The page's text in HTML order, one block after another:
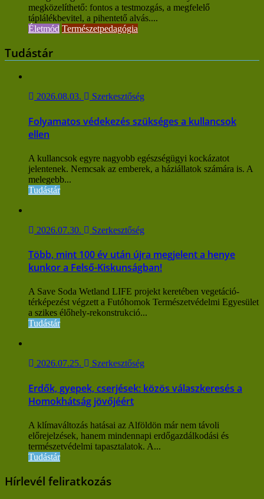
megközelíthető: fontos a testmozgás, a megfelelő
táplálékbevitel, a pihentető alvás....
Életmód Természetpedagógia
Tudástár
2026.08.03. Szerkesztőség
Folyamatos védekezés szükséges a kullancsok
ellen
A kullancsok egyre nagyobb egészségügyi kockázatot
jelentenek. Nemcsak az emberek, a háziállatok számára is. A
melegebb...
Tudástár
2026.07.30. Szerkesztőség
Több, mint 100 év után újra megjelent a henye
kunkor a Felső-Kiskunságban!
A Save Soda Wetland LIFE projekt keretében vegetáció-
térképezést végzett a Futóhomok Természetvédelmi Egyesület
a szikes élőhely-rekonstrukció...
Tudástár
2026.07.25. Szerkesztőség
Erdők, gyepek, cserjések: közös válaszkeresés a
Homokhátság jövőjéért
A klímaváltozás hatásai az Alföldön már nem távoli
előrejelzések, hanem mindennapi erdőgazdálkodási és
természetvédelmi tapasztalatok. A...
Tudástár
Hírlevél feliratkozás